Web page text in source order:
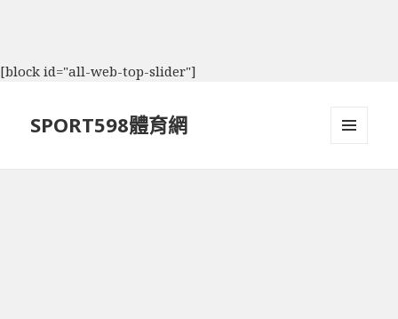
[block id="all-web-top-slider"]
SPORT598體育網